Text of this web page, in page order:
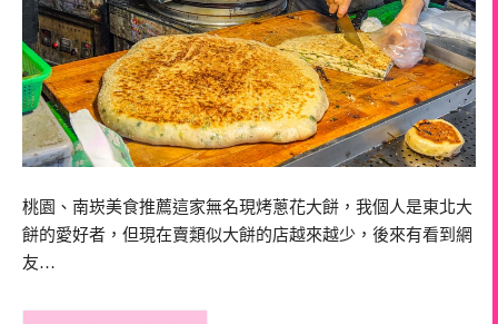
桃園、南崁美食推薦這家無名現烤蔥花大餅，我個人是東北大
餅的愛好者，但現在賣類似大餅的店越來越少，後來有看到網
友…